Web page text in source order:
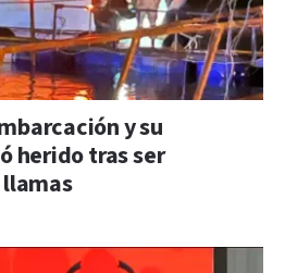
y su
herido tras ser